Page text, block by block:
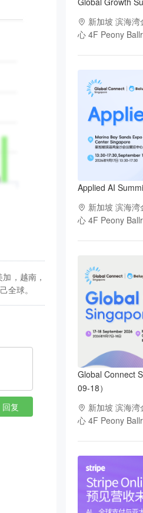
，越南，
全球。
回复
新加坡 滨海湾
心 4F Peony
Applied AI
新加坡 滨海湾
心 4F Peony
Global Connect
09-18）
新加坡 滨海湾
心 4F Peony